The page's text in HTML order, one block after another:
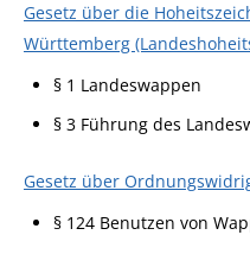
Gesetz über die
Württemberg
§ 1 Landeswappen
§ 3 Führung des
Gesetz über
§ 124 Benutzen von